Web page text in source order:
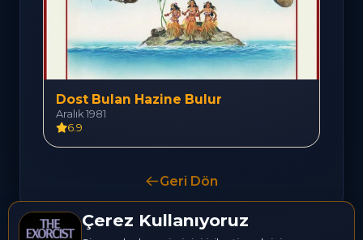
Dost Bulan Hazine Bulur
Aralık 1981
6.9
Geri Dön
Çerez Kullanıyoruz